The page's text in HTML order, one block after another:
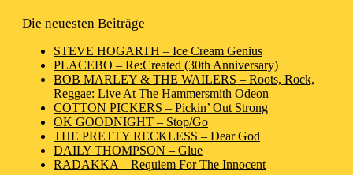
Die neuesten Beiträge
STEVE HOGARTH – Ice Cream Genius
PLACEBO – Re:Created (30th Anniversary)
BOB MARLEY & THE WAILERS – Roots, Rock,
Reggae: Live At The Hammersmith Odeon
COTTON PICKERS – Pickin’ Out Strong
OK GOODNIGHT – Stop/Go
THE PRETTY RECKLESS – Dear God
DAILY THOMPSON – Glue
RADAKKA – Requiem For The Innocent